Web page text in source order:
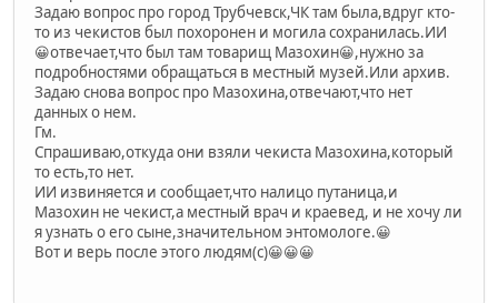
Задаю вопрос про город Трубчевск,ЧК там была,вдруг кто-
то из чекистов был похоронен и могила сохранилась.ИИ
😀отвечает,что был там товарищ Мазохин😀,нужно за
подробностями обращаться в местный музей.Или архив.
Задаю снова вопрос про Мазохина,отвечают,что нет
данных о нем.
Гм.
Спрашиваю,откуда они взяли чекиста Мазохина,который
то есть,то нет.
ИИ извиняется и сообщает,что налицо путаница,и
Мазохин не чекист,а местный врач и краевед, и не хочу ли
я узнать о его сыне,значительном энтомологе.😀
Вот и верь после этого людям(с)😀😀😀